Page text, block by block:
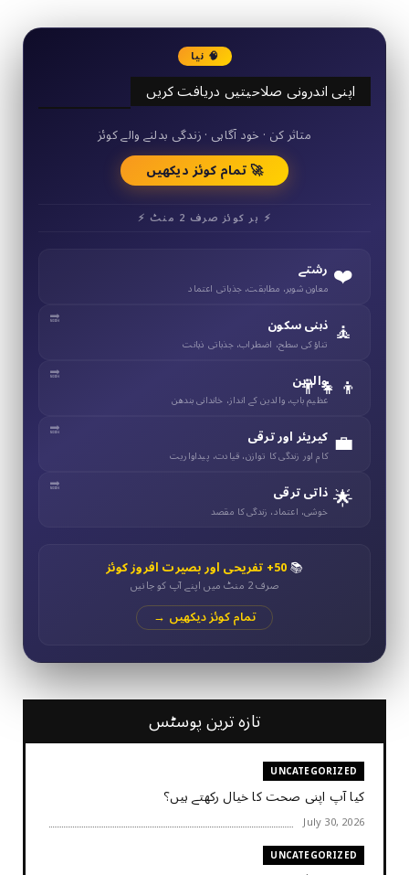
🧠 نیا
اپنی اندرونی صلاحیتیں دریافت کریں
50+ مختصر کوئز
متاثر کن · خود آگاہی · زندگی بدلنے والے کوئز
🚀 تمام کوئز دیکھیں
⚡ ہر کوئز صرف 2 منٹ ⚡
❤️ رشتے
معاون شوہر، مطابقت، جذباتی اعتماد
🧘 ذہنی سکون
تناؤ کی سطح، اضطراب، جذباتی ذہانت
👨‍👧‍👦
والدین
عظیم باپ، والدین کے انداز، خاندانی بندھن
💼 کیریئر اور ترقی
کام اور زندگی کا توازن، قیادت، پیداواریت
🌟 ذاتی ترقی
خوشی، اعتماد، زندگی کا مقصد
📚50+ تفریحی اور بصیرت افروز کوئز
صرف 2 منٹ میں اپنے آپ کو جانیں
تمام کوئز دیکھیں →
تازہ ترین پوسٹس
UNCATEGORIZED
کیا آپ اپنی صحت کا خیال رکھتے ہیں؟
July 30, 2026
UNCATEGORIZED